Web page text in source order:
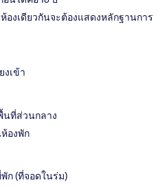
องเดียวกันจะต้องแสดงหลักฐานการ
เข้า
นที่ส่วนกลาง
องพัก
ก (ที่จอดในร่ม)